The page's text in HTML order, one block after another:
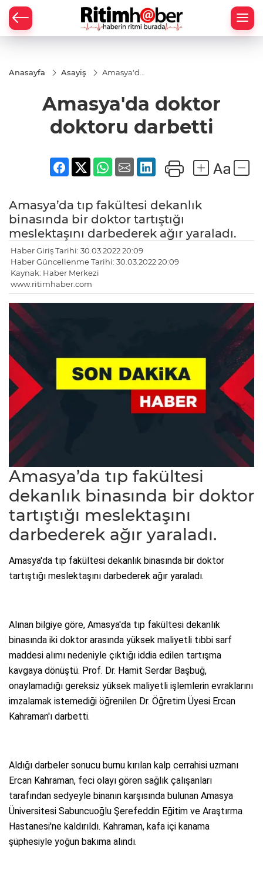
Anasayfa Asayiş
Amasya'da
darbetti
Amasya'da doktor
doktoru darbetti
Amasya’da tıp fakültesi dekanlık
binasında bir doktor tartıştığı
meslektaşını darbederek ağır yaraladı.
Haber Giriş Tarihi: 30.03.2022 20:09
Haber Güncellenme Tarihi: 30.03.2022 20:09
Kaynak: Haber Merkezi
www.ritimhaber.com
Amasya’da tıp fakültesi
dekanlık binasında bir doktor
tartıştığı meslektaşını
darbederek ağır yaraladı.
Amasya'da tıp fakültesi dekanlık binasında bir doktor
tartıştığı meslektaşını darbederek ağır yaraladı.
Alınan bilgiye göre, Amasya'da tıp fakültesi dekanlık
binasında iki doktor arasında yüksek maliyetli tıbbi sarf
maddesi alımı nedeniyle çıktığı iddia edilen tartışma
kavgaya dönüştü. Prof. Dr. Hamit Serdar Başbuğ,
onaylamadığı gereksiz yüksek maliyetli işlemlerin evraklarını
imzalamak istemediği öğrenilen Dr. Öğretim Üyesi Ercan
Kahraman'ı darbetti.
Aldığı darbeler sonucu burnu kırılan kalp cerrahisi uzmanı
Ercan Kahraman, feci olayı gören sağlık çalışanları
tarafından sedyeyle binanın karşısında bulunan Amasya
Üniversitesi Sabuncuoğlu Şerefeddin Eğitim ve Araştırma
Hastanesi'ne kaldırıldı. Kahraman, kafa içi kanama
şüphesiyle yoğun bakıma alındı.